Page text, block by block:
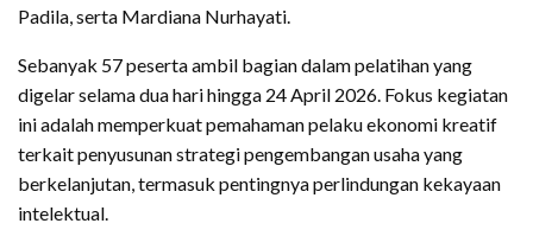
Padila, serta Mardiana Nurhayati.
Sebanyak 57 peserta ambil bagian dalam pelatihan yang
digelar selama dua hari hingga 24 April 2026. Fokus kegiatan
ini adalah memperkuat pemahaman pelaku ekonomi kreatif
terkait penyusunan strategi pengembangan usaha yang
berkelanjutan, termasuk pentingnya perlindungan kekayaan
intelektual.